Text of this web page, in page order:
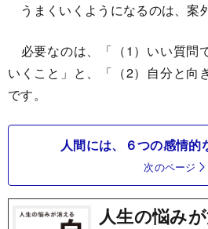
うまくいくようになるのは、案
必要なのは、「（1）いい質問
いくこと」と、「（2）自分と向
です。
人間には、６つの感情的
次のページ
人生の悩み